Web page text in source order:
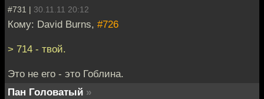
#731 | 30.11.11 20:12
Кому: David Burns, #726
> 714 - твой.
Это не его - это Гоблина.
Пан Головатый »